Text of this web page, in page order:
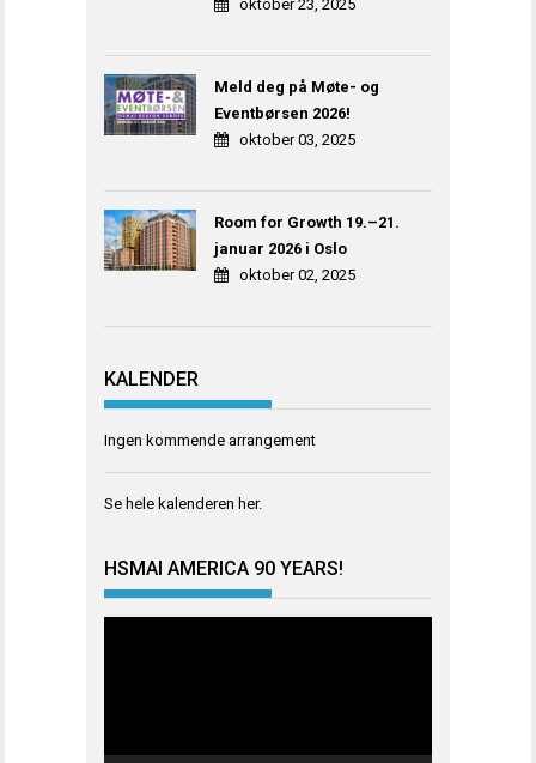
oktober 23, 2025
Meld deg på Møte- og
Eventbørsen 2026!
oktober 03, 2025
Room for Growth 19.–21.
januar 2026 i Oslo
oktober 02, 2025
KALENDER
Ingen kommende arrangement
Se hele kalenderen her.
HSMAI AMERICA 90 YEARS!